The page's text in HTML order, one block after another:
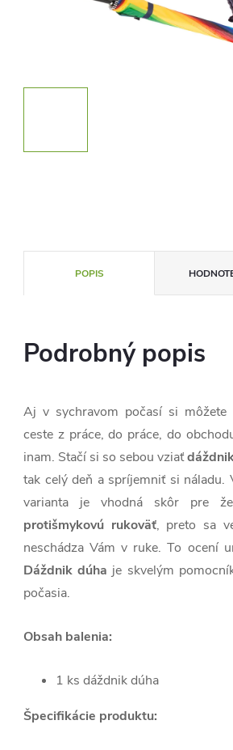
POPIS
Podrobný popis
Aj v sychravom počasí si môžete
ceste z práce, do práce, do
inam. Stačí si so sebou vziať
tak celý deň a spríjemniť si náladu.
varianta je vhodná skôr pre
protišmykovú rukoväť, preto sa
neschádza Vám v ruke. To ocení
Dáždnik dúha je skvelým
počasia.
Obsah balenia:
1 ks dáždnik dúha
Špecifikácie produktu: